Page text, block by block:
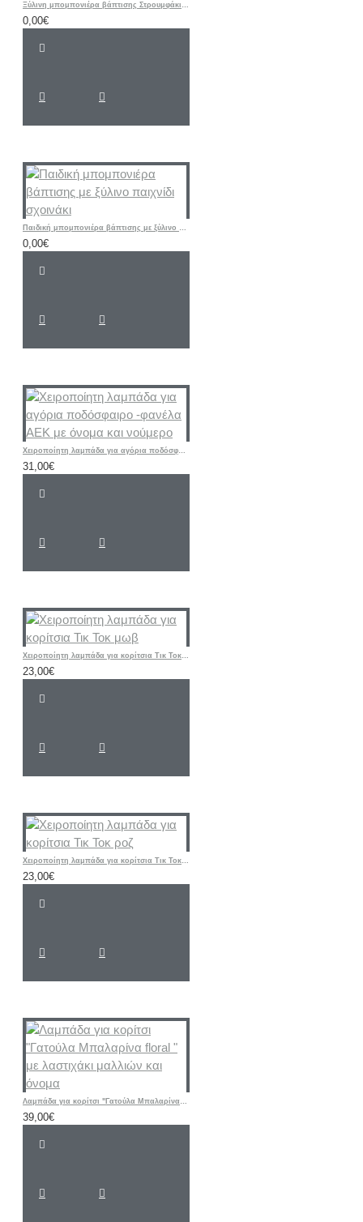
Ξύλινη μπομπονιέρα βάπτισης Στρουμφάκι σιελ - κίτρινο
0,00€
Παιδική μπομπονιέρα βάπτισης με ξύλινο παιχνίδι σχοινάκι
0,00€
Χειροποίητη λαμπάδα για αγόρια ποδόσφαιρο -φανέλα ΑΕΚ με όνομα και νούμερο
31,00€
Χειροποίητη λαμπάδα για κορίτσια Τικ Τοκ μωβ
23,00€
Χειροποίητη λαμπάδα για κορίτσια Τικ Τοκ ροζ
23,00€
Λαμπάδα για κορίτσι "Γατούλα Μπαλαρίνα floral " με λαστιχάκι μαλλιών και όνομα
39,00€